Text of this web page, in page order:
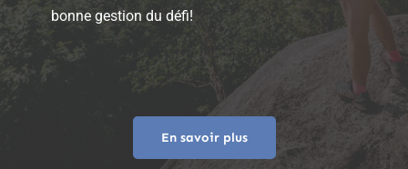
bonne gestion du défi!
En savoir plus